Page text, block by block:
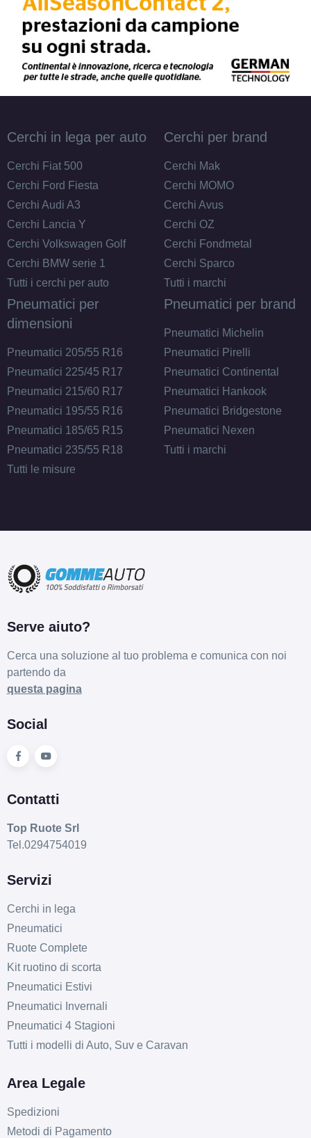
Cerchi in lega per auto
Cerchi Fiat 500
Cerchi Ford Fiesta
Cerchi Audi A3
Cerchi Lancia Y
Cerchi Volkswagen Golf
Cerchi BMW serie 1
Tutti i cerchi per auto
Cerchi per brand
Cerchi Mak
Cerchi MOMO
Cerchi Avus
Cerchi OZ
Cerchi Fondmetal
Cerchi Sparco
Tutti i marchi
Pneumatici per
dimensioni
Pneumatici 205/55 R16
Pneumatici 225/45 R17
Pneumatici 215/60 R17
Pneumatici 195/55 R16
Pneumatici 185/65 R15
Pneumatici 235/55 R18
Tutti le misure
Pneumatici per brand
Pneumatici Michelin
Pneumatici Pirelli
Pneumatici Continental
Pneumatici Hankook
Pneumatici Bridgestone
Pneumatici Nexen
Tutti i marchi
Serve aiuto?
Cerca una soluzione al tuo problema e comunica con noi
partendo da
questa pagina
Social
Contatti
Top Ruote Srl
Tel.0294754019
Servizi
Cerchi in lega
Pneumatici
Ruote Complete
Kit ruotino di scorta
Pneumatici Estivi
Pneumatici Invernali
Pneumatici 4 Stagioni
Tutti i modelli di Auto, Suv e Caravan
Area Legale
Spedizioni
Metodi di Pagamento